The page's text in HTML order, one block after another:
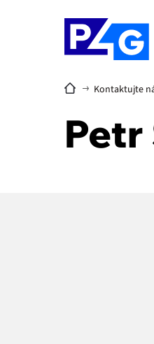
Kontaktujte
Petr